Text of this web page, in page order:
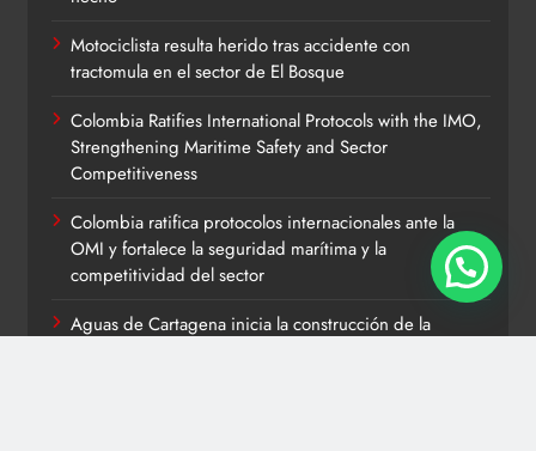
Motociclista resulta herido tras accidente con
tractomula en el sector de El Bosque
Colombia Ratifies International Protocols with the IMO,
Strengthening Maritime Safety and Sector
Competitiveness
Colombia ratifica protocolos internacionales ante la
OMI y fortalece la seguridad marítima y la
competitividad del sector
Aguas de Cartagena inicia la construcción de la